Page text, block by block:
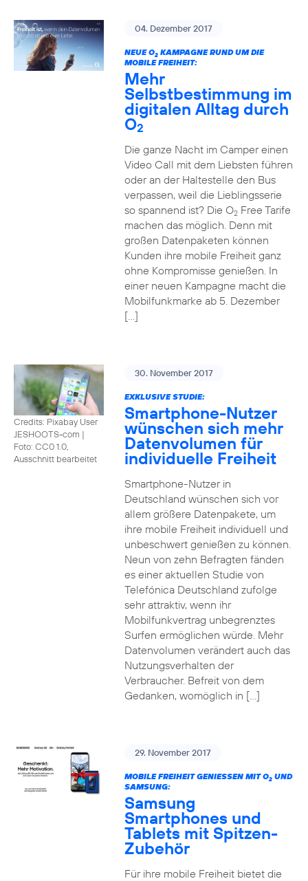
04. Dezember 2017
NEUE O2KAMPAGNE RUND UM DIE
MOBILE FREIHEIT:
Mehr
Selbstbestimmung im
digitalen Alltag durch
O2
Die ganze Nacht im Camper einen
Video Call mit dem Liebsten führen
oder an der Haltestelle den Bus
verpassen, weil die Lieblingsserie
so spannend ist? Die O2Free Tarife
machen das möglich. Denn mit
großen Datenpaketen können
Kunden ihre mobile Freiheit ganz
ohne Kompromisse genießen. In
einer neuen Kampagne macht die
Mobilfunkmarke ab 5. Dezember
[…]
Credits: Pixabay User
JESHOOTS-com |
Foto: CC0 1.0,
Ausschnitt bearbeitet
30. November 2017
EXKLUSIVE STUDIE:
Smartphone-Nutzer
wünschen sich mehr
Datenvolumen für
individuelle Freiheit
Smartphone-Nutzer in
Deutschland wünschen sich vor
allem größere Datenpakete, um
ihre mobile Freiheit individuell und
unbeschwert genießen zu können.
Neun von zehn Befragten fänden
es einer aktuellen Studie von
Telefónica Deutschland zufolge
sehr attraktiv, wenn ihr
Mobilfunkvertrag unbegrenztes
Surfen ermöglichen würde. Mehr
Datenvolumen verändert auch das
Nutzungsverhalten der
Verbraucher. Befreit von dem
Gedanken, womöglich in […]
29. November 2017
MOBILE FREIHEIT GENIESSEN MIT O 2UND
SAMSUNG:
Samsung
Smartphones und
Tablets mit Spitzen-
Zubehör
Für ihre mobile Freiheit bietet die